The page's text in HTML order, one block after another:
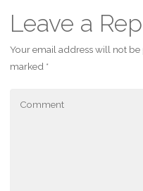
Leave a
Your email address will not be
marked *